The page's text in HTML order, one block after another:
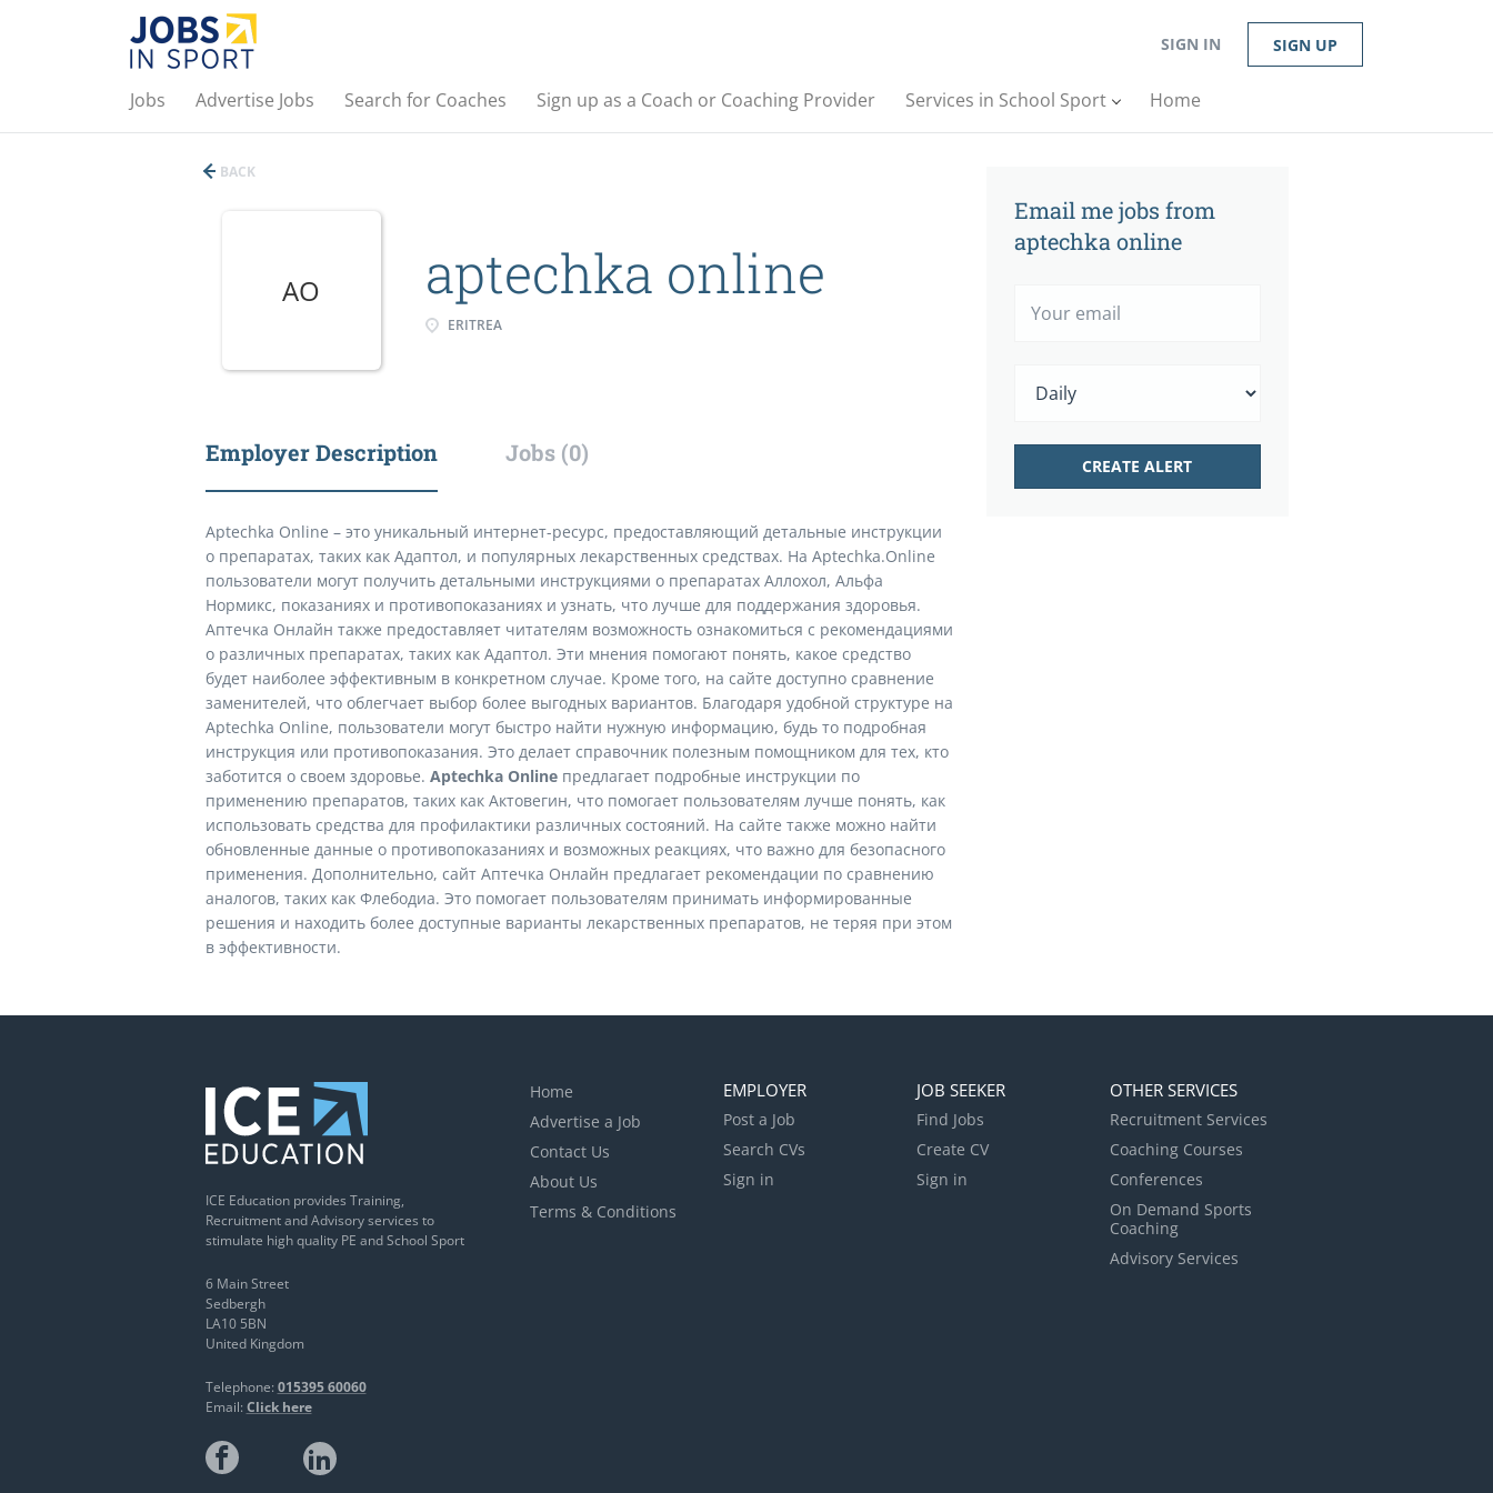
SIGN IN SIGN UP
Jobs Advertise Jobs Search for Coaches Sign up as a Coach or Coaching Provider Services in School Sport Home
BACK
AO aptechka online
ERITREA
Employer Description Jobs (0)
Aptechka Online – это уникальный интернет-ресурс, предоставляющий детальные инструкции
о препаратах, таких как Адаптол, и популярных лекарственных средствах. На Aptechka.Online
пользователи могут получить детальными инструкциями о препаратах Аллохол, Альфа
Нормикс, показаниях и противопоказаниях и узнать, что лучше для поддержания здоровья.
Аптечка Онлайн также предоставляет читателям возможность ознакомиться с рекомендациями
о различных препаратах, таких как Адаптол. Эти мнения помогают понять, какое средство
будет наиболее эффективным в конкретном случае. Кроме того, на сайте доступно сравнение
заменителей, что облегчает выбор более выгодных вариантов. Благодаря удобной структуре на
Aptechka Online, пользователи могут быстро найти нужную информацию, будь то подробная
инструкция или противопоказания. Это делает справочник полезным помощником для тех, кто
заботится о своем здоровье. Aptechka Onlineпредлагает подробные инструкции по
применению препаратов, таких как Актовегин, что помогает пользователям лучше понять, как
использовать средства для профилактики различных состояний. На сайте также можно найти
обновленные данные о противопоказаниях и возможных реакциях, что важно для безопасного
применения. Дополнительно, сайт Аптечка Онлайн предлагает рекомендации по сравнению
аналогов, таких как Флебодиа. Это помогает пользователям принимать информированные
решения и находить более доступные варианты лекарственных препаратов, не теряя при этом
в эффективности.
Email me jobs from
aptechka online
ICE Education provides Training,
Recruitment and Advisory services to
stimulate high quality PE and School Sport
6 Main Street
Sedbergh
LA10 5BN
United Kingdom
Telephone: 015395 60060
Email: Click here
Home
Advertise a Job
Contact Us
About Us
Terms & Conditions
EMPLOYER
Post a Job
Search CVs
Sign in
JOB SEEKER
Find Jobs
Create CV
Sign in
OTHER SERVICES
Recruitment Services
Coaching Courses
Conferences
On Demand Sports
Coaching
Advisory Services